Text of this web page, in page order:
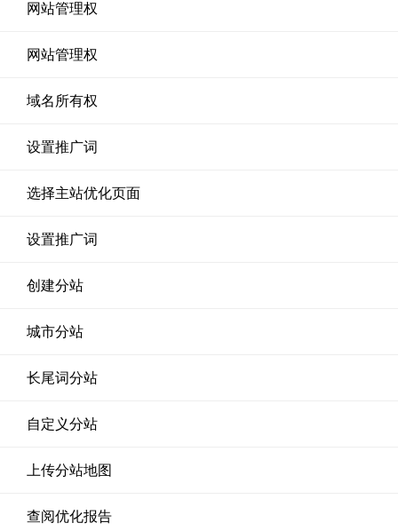
网站管理权
网站管理权
域名所有权
设置推广词
选择主站优化页面
设置推广词
创建分站
城市分站
长尾词分站
自定义分站
上传分站地图
查阅优化报告